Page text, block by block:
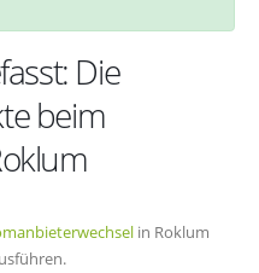
Die
beim
in Roklum